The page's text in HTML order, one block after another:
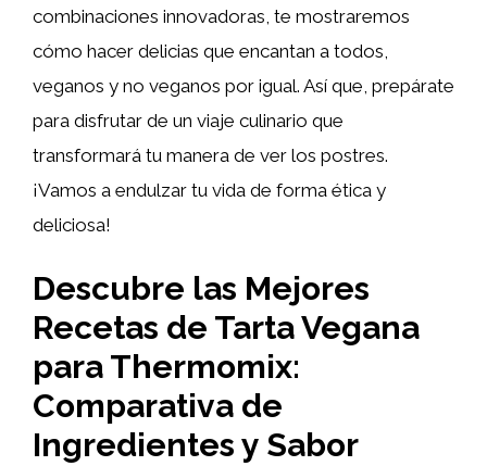
combinaciones innovadoras, te mostraremos
cómo hacer delicias que encantan a todos,
veganos y no veganos por igual. Así que, prepárate
para disfrutar de un viaje culinario que
transformará tu manera de ver los postres.
¡Vamos a endulzar tu vida de forma ética y
deliciosa!
Descubre las Mejores
Recetas de Tarta Vegana
para Thermomix:
Comparativa de
Ingredientes y Sabor